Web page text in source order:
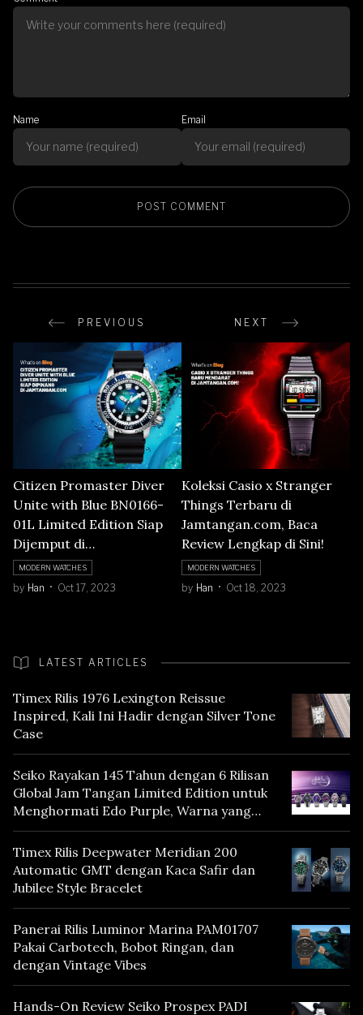
Name Email
PREVIOUS NEXT
Citizen Promaster Diver
Unite with Blue BN0166-
01L Limited Edition Siap
Dijemput di
Jamtangan.com, Berikut
Ulasannya!
MODERN WATCHES
by Han Oct 17, 2023
Koleksi Casio x Stranger
Things Terbaru di
Jamtangan.com, Baca
Review Lengkap di Sini!
MODERN WATCHES
by Han Oct 18, 2023
LATEST ARTICLES
Timex Rilis 1976 Lexington Reissue
Inspired, Kali Ini Hadir dengan Silver Tone
Case
Seiko Rayakan 145 Tahun dengan 6 Rilisan
Global Jam Tangan Limited Edition untuk
Menghormati Edo Purple, Warna yang
Mencerminkan Warisan Tokyo
Timex Rilis Deepwater Meridian 200
Automatic GMT dengan Kaca Safir dan
Jubilee Style Bracelet
Panerai Rilis Luminor Marina PAM01707
Pakai Carbotech, Bobot Ringan, dan
dengan Vintage Vibes
Hands-On Review Seiko Prospex PADI